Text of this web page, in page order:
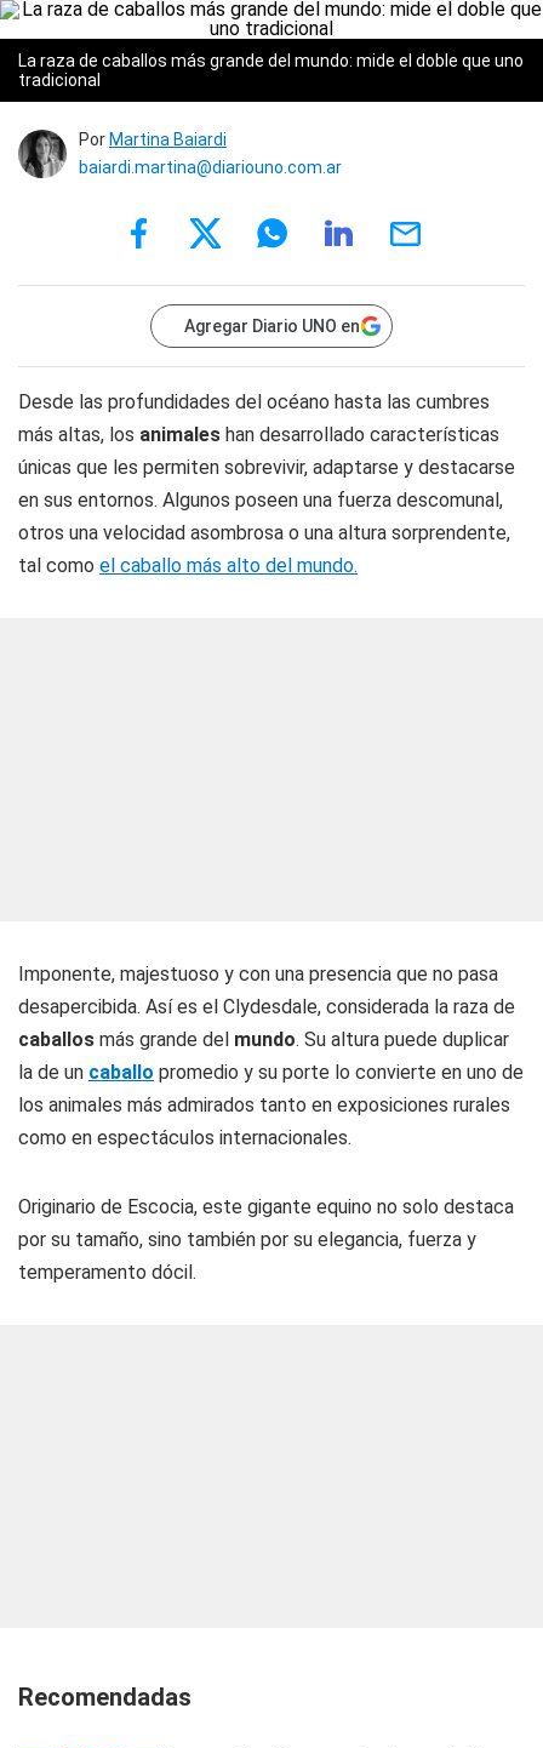
La raza de caballos más grande del mundo: mide el doble que uno
tradicional
Por Martina Baiardi
baiardi.martina@diariouno.com.ar
Agregar Diario UNO en
Desde las profundidades del océano hasta las cumbres
más altas, los animales han desarrollado características
únicas que les permiten sobrevivir, adaptarse y destacarse
en sus entornos. Algunos poseen una fuerza descomunal,
otros una velocidad asombrosa o una altura sorprendente,
tal como el caballo más alto del mundo.
Imponente, majestuoso y con una presencia que no pasa
desapercibida. Así es el Clydesdale, considerada la raza de
caballos más grande del mundo. Su altura puede duplicar
la de un caballo promedio y su porte lo convierte en uno de
los animales más admirados tanto en exposiciones rurales
como en espectáculos internacionales.
Originario de Escocia, este gigante equino no solo destaca
por su tamaño, sino también por su elegancia, fuerza y
temperamento dócil.
Recomendadas